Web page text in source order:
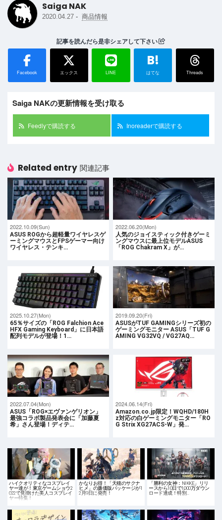
Saiga NAK
2020.04.27 - 商品情報
記事を読んだら是非シェアして下さい
Facebook エックス LINE
B!
はてな Threads
Saiga NAKの更新情報を受け取る
Feedlyで購読する Inoreaderで購読する
Related entry 関連記事
2022.10.09(Sun)
ASUS ROGから超軽量ワイヤレスゲ
ーミングマウスとFPSゲーマー向け
ワイヤレス・テンキ…
2022.06.20(Mon)
人気のジョイスティック付きゲーミ
ングマウスに最上位モデルASUS
「ROG Chakram X」が…
2025.10.27(Mon)
65％サイズの「ROG Falchion Ace
HFX Gaming Keyboard」に日本語
配列モデルが登場！1…
2019.09.20(Fri)
ASUSがTUF GAMINGシリーズ初の
ゲーミングモニター ASUS「TUF G
AMING VG32VQ / VG27AQ…
2022.07.04(Mon)
ASUS「ROG×エヴァンゲリオン」
最強コラボ製品発表会に「加藤夏
希」さん登場！ディテ…
2024.06.14(Fri)
Amazon.co.jp限定！WQHD/180H
z対応の白ゲーミングモニター「RO
G Strix XG27ACS-W」発…
ハイクオリティなコスプレイ
ヤー達が！東京ゲームショウ2
022で見掛けた美人コスプレイ
ヤー特集！
かなりお得！「天穂のサクナ
ヒメ」の廉価版パッケージが1
2月9日に発売！
「勝利の女神：NIKKE」リリ
ースから10日で1,000万ダウン
ロード達成！特別…